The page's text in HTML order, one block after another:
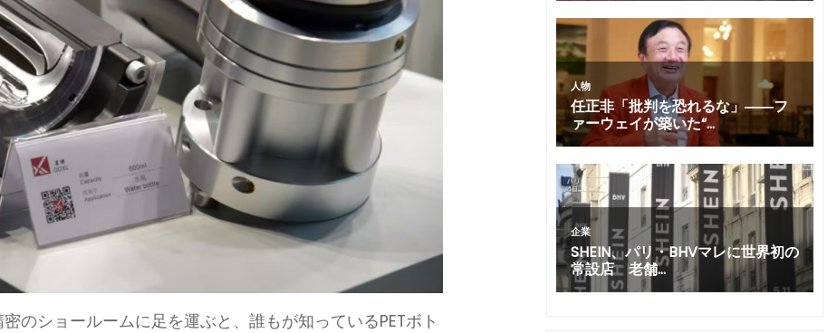
のショールームに足を運ぶと、誰もが知っているPETボト